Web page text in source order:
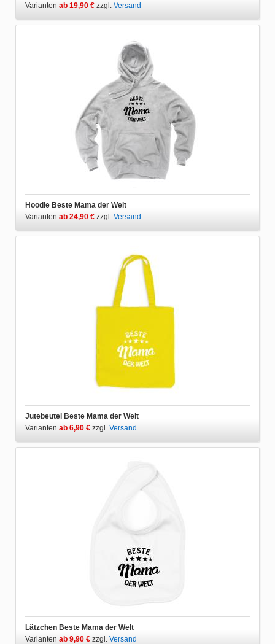
Varianten ab 19,90 € zzgl. Versand
Hoodie Beste Mama der Welt
Varianten ab 24,90 € zzgl. Versand
Jutebeutel Beste Mama der Welt
Varianten ab 6,90 € zzgl. Versand
Lätzchen Beste Mama der Welt
Varianten ab 9,90 € zzgl. Versand